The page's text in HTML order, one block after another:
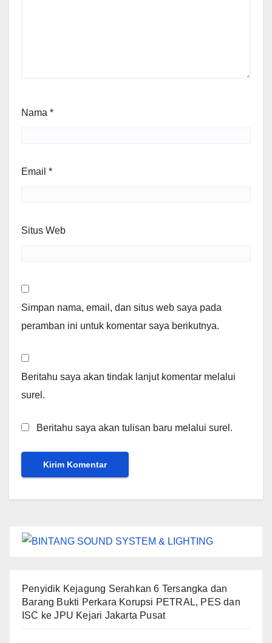
Nama *
Email *
Situs Web
Simpan nama, email, dan situs web saya pada
peramban ini untuk komentar saya berikutnya.
Beritahu saya akan tindak lanjut komentar melalui
surel.
Beritahu saya akan tulisan baru melalui surel.
Penyidik Kejagung Serahkan 6 Tersangka dan
Barang Bukti Perkara Korupsi PETRAL, PES dan
ISC ke JPU Kejari Jakarta Pusat